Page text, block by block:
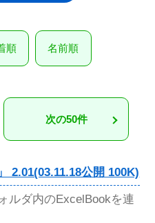
順 名前順
次の50件
2.01(03.11.18公開 100K)
ルダ内のExcelBookを連